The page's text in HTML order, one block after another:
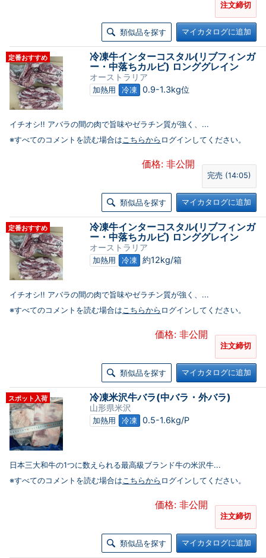
注文締切
類似品を探す マイカタログに追加
定番おすすめ
冷凍牛インターコスタル(リブフィンガ
ー・中落ちカルビ) ロンググレイン
オーストラリア
加熱用 冷凍 0.9-1.3kg位
イチオシ!! アバラの間の肉で旨味やゼラチン質が強く、...
※すべてのコメントを読む場合はこちらから ログインしてください。
価格: 非公開
完売 (14:05)
類似品を探す マイカタログに追加
定番おすすめ
冷凍牛インターコスタル(リブフィンガ
ー・中落ちカルビ) ロンググレイン
オーストラリア
加熱用 冷凍 約12kg/箱
イチオシ!! アバラの間の肉で旨味やゼラチン質が強く、...
※すべてのコメントを読む場合はこちらから ログインしてください。
価格: 非公開
注文締切
類似品を探す マイカタログに追加
スポット入荷 冷凍米沢牛バラ(中バラ・外バラ)
山形県米沢
加熱用 冷凍 0.5-1.6kg/P
日本三大和牛の1つに数えられる最高級ブランド牛の米沢牛...
※すべてのコメントを読む場合はこちらから ログインしてください。
価格: 非公開
注文締切
類似品を探す マイカタログに追加